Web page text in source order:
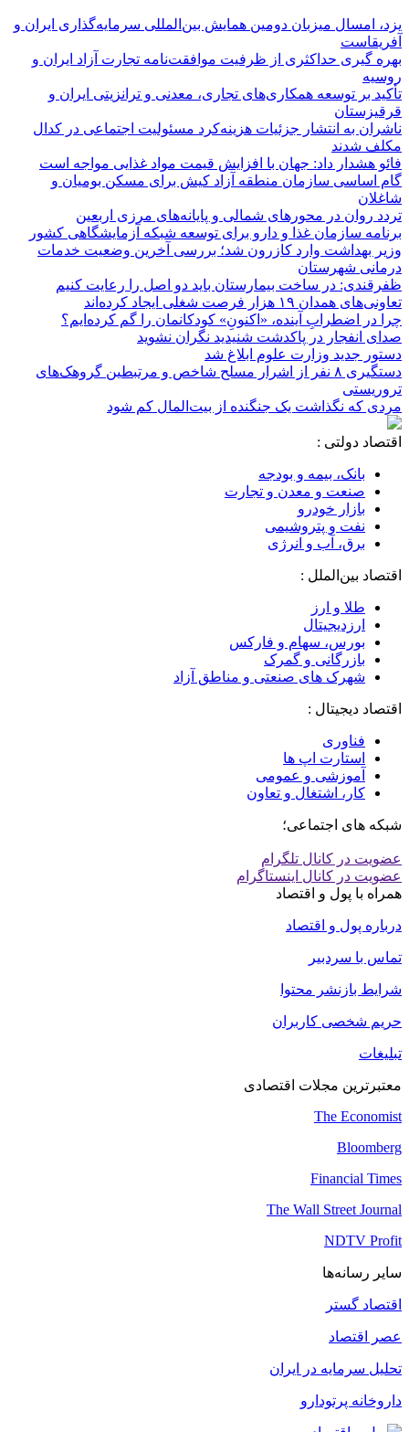
یزد، امسال میزبان دومین همایش بین‌المللی سرمایه‌گذاری ایران و
آفریقاست
بهره گیری حداکثری از ظرفیت موافقت‌نامه تجارت آزاد ایران و
روسیه
تأکید بر توسعه همکاری‌های تجاری، معدنی و ترانزیتی ایران و
قرقیزستان
ناشران به انتشار جزئیات هزینه‌کرد مسئولیت اجتماعی در کدال
مکلف شدند
فائو هشدار داد: جهان با افزایش قیمت مواد غذایی مواجه است
گام اساسی سازمان منطقه آزاد کیش برای مسکن بومیان و
شاغلان
تردد روان در محورهای شمالی و پایانه‌های مرزی اربعین
برنامه سازمان غذا و دارو برای توسعه شبکه آزمایشگاهی کشور
وزیر بهداشت وارد کازرون شد؛ بررسی آخرین وضعیت خدمات
درمانی شهرستان
ظفرقندی: در ساخت بیمارستان باید دو اصل را رعایت کنیم
تعاونی‌های همدان ۱۹ هزار فرصت شغلی ایجاد کرده‌اند
چرا در اضطرابِ آینده، «اکنونِ» کودکانمان را گم کرده‌ایم؟
صدای انفجار در پاکدشت شنیدید نگران نشوید
دستور جدید وزارت علوم ابلاغ شد
دستگیری ۸ نفر از اشرار مسلح شاخص و مرتبطین گروهک‌های
تروریستی
مردی که نگذاشت یک جنگنده از بیت‌المال کم شود
اقتصاد دولتی :
بانک، بیمه و بودجه
صنعت و معدن و تجارت
بازار خودرو
نفت و پتروشیمی
برق، آب و انرژی
اقتصاد بین‌الملل :
طلا و ارز
ارزدیجیتال
بورس، سهام و فارکس
بازرگانی و گمرک
شهرک های صنعتی و مناطق آزاد
اقتصاد دیجیتال :
فناوری
استارت اپ ها
آموزشی و عمومی
کار، اشتغال و تعاون
شبکه های اجتماعی؛
عضویت در کانال تلگرام
عضویت در کانال اینستاگرام
همراه با پول و اقتصاد
درباره پول و اقتصاد
تماس با سردبیر
شرایط بازنشر محتوا
حریم شخصی کاربران
تبلیغات
معتبرترین مجلات اقتصادی
The Economist
Bloomberg
Financial Times
The Wall Street Journal
NDTV Profit
سایر رسانه‌ها
اقتصاد گستر
عصر اقتصاد
تحلیل سرمایه در ایران
داروخانه پرتودارو